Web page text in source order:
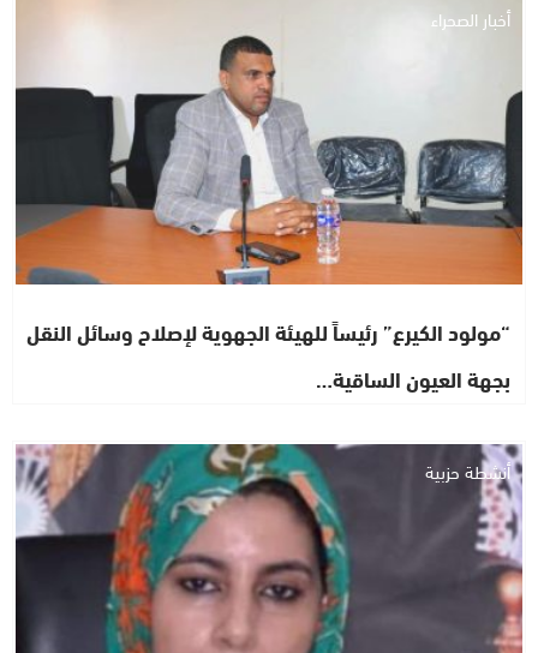
أخبار الصحراء
“مولود الكيرع” رئيساً للهيئة الجهوية لإصلاح وسائل النقل
بجهة العيون الساقية…
أنشطة حزبية